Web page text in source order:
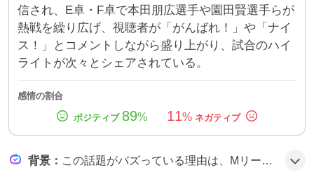
信され、E卓・F卓で本田朋広選手や園田賢選手らが
熱戦を繰り広げ、視聴者が「がんばれ！」や「ナイ
ス！」とコメントしながら盛り上がり、試合のハイ
ライトが次々とシェアされている。
感情の割合
89% 11%
背景 ： この話題がバズっている理由は、Mリーグのトップ選手が出場する予選がABEMAで無料配信され、リアルタイムで応援できる点がファンの期待感を高め、特に本田朋広選手や雷電チームへの愛着が強く、盛り上がりを呼んでいるようだ。